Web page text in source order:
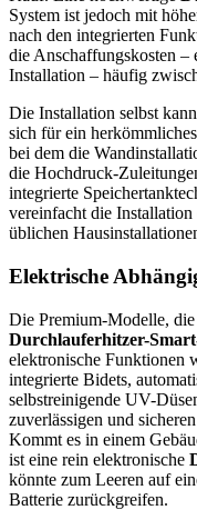
System ist jedoch mit
nach den integrierten
die Anschaffungskosten –
Installation – häufig
Die Installation selbst
sich für ein
bei dem die
die Hochdruck-
integrierte
vereinfacht die
üblichen
Elektrische
Die Premium-Modelle,
Durchlauferhitzer-
elektronische Funktionen
integrierte Bidets,
selbstreinigende UV-
zuverlässigen und
Kommt es in einem
ist eine rein elektronische
könnte zum Leeren auf
Batterie zurückgreifen.